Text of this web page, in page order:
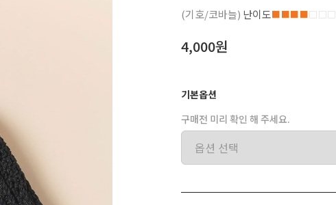
(기호/코바늘) 난이도■■■■□□□
4,000원
기본옵션
구매전 미리 확인 해 주세요.